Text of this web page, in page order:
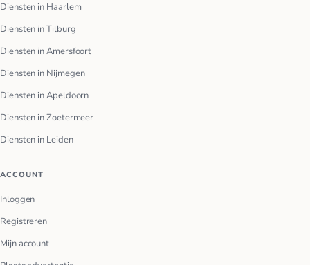
Diensten in Haarlem
Diensten in Tilburg
Diensten in Amersfoort
Diensten in Nijmegen
Diensten in Apeldoorn
Diensten in Zoetermeer
Diensten in Leiden
ACCOUNT
Inloggen
Registreren
Mijn account